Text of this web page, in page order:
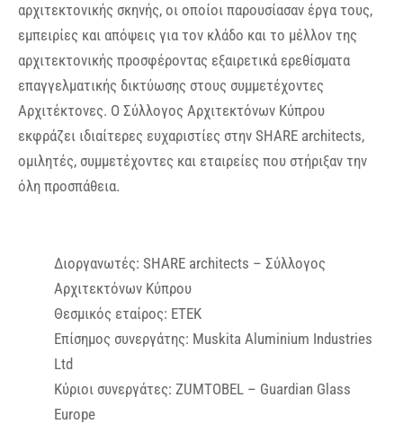
αρχιτεκτονικής σκηνής, οι οποίοι παρουσίασαν έργα τους,
εμπειρίες και απόψεις για τον κλάδο και το μέλλον της
αρχιτεκτονικής προσφέροντας εξαιρετικά ερεθίσματα
επαγγελματικής δικτύωσης στους συμμετέχοντες
Αρχιτέκτονες. Ο Σύλλογος Αρχιτεκτόνων Κύπρου
εκφράζει ιδιαίτερες ευχαριστίες στην SHARE architects,
ομιλητές, συμμετέχοντες και εταιρείες που στήριξαν την
όλη προσπάθεια.
Διοργανωτές: SHARE architects – Σύλλογος
Αρχιτεκτόνων Κύπρου
Θεσμικός εταίρος: ΕΤΕΚ
Επίσημος συνεργάτης: Muskita Aluminium Industries
Ltd
Κύριοι συνεργάτες: ZUMTOBEL – Guardian Glass
Europe